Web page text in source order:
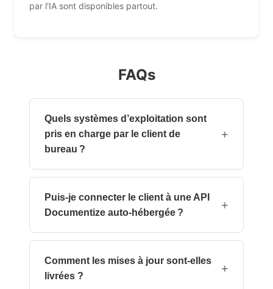
par l'IA sont disponibles partout.
FAQs
Quels systèmes d’exploitation sont
pris en charge par le client de
bureau ?
+
Windows 10+, macOS 11+ et les principales
etc.) avec des paquets .deb, .rpm ou
AppImage.
Puis-je connecter le client à une API
Documentize auto‑hébergée ?
+
Oui. Dans les paramètres, vous pouvez
jeton d’authentification pour vous connecter à
n’importe quelle instance auto‑hébergée.
Comment les mises à jour sont‑elles
livrées ?
+